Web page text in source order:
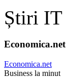
Știri IT
Economica.net
Economica.net
Business la minut